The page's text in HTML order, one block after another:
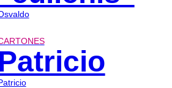
Patricio